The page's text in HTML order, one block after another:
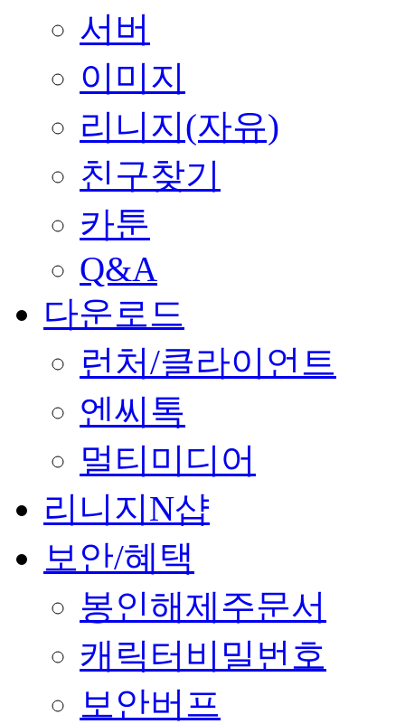
서버
이미지
리니지(자유)
친구찾기
카툰
Q&A
다운로드
런처/클라이언트
엔씨톡
멀티미디어
리니지N샵
보안/혜택
봉인해제주문서
캐릭터비밀번호
보안버프